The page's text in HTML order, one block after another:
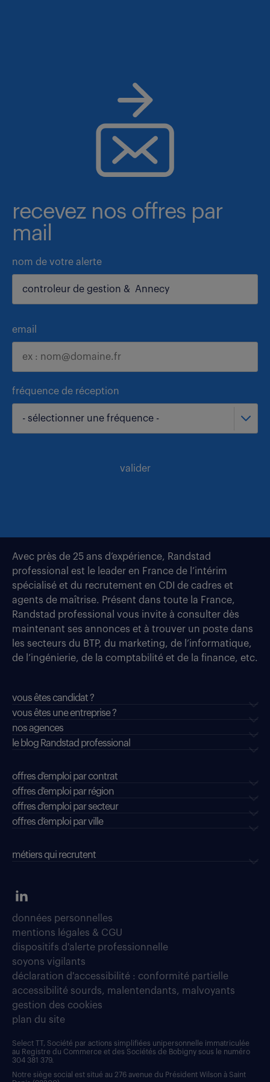
recevez nos offres par
mail
nom de votre alerte
email
fréquence de réception
- sélectionner une fréquence -
valider
Avec près de 25 ans d’expérience, Randstad
professional est le leader en France de l’intérim
spécialisé et du recrutement en CDI de cadres et
agents de maîtrise. Présent dans toute la France,
Randstad professional vous invite à consulter dès
maintenant ses annonces et à trouver un poste dans
les secteurs du BTP, du marketing, de l’informatique,
de l’ingénierie, de la comptabilité et de la finance, etc.
vous êtes candidat ?
vous êtes une entreprise ?
nos agences
le blog Randstad professional
offres d'emploi par contrat
offres d'emploi par région
offres d'emploi par secteur
offres d’emploi par ville
métiers qui recrutent
données personnelles
mentions légales & CGU
dispositifs d'alerte professionnelle
soyons vigilants
déclaration d'accessibilité : conformité partielle
accessibilité sourds, malentendants, malvoyants
gestion des cookies
plan du site
Select TT, Société par actions simplifiées unipersonnelle immatriculée
au Registre du Commerce et des Sociétés de Bobigny sous le numéro
304 381 379.
Notre siège social est situé au 276 avenue du Président Wilson à Saint